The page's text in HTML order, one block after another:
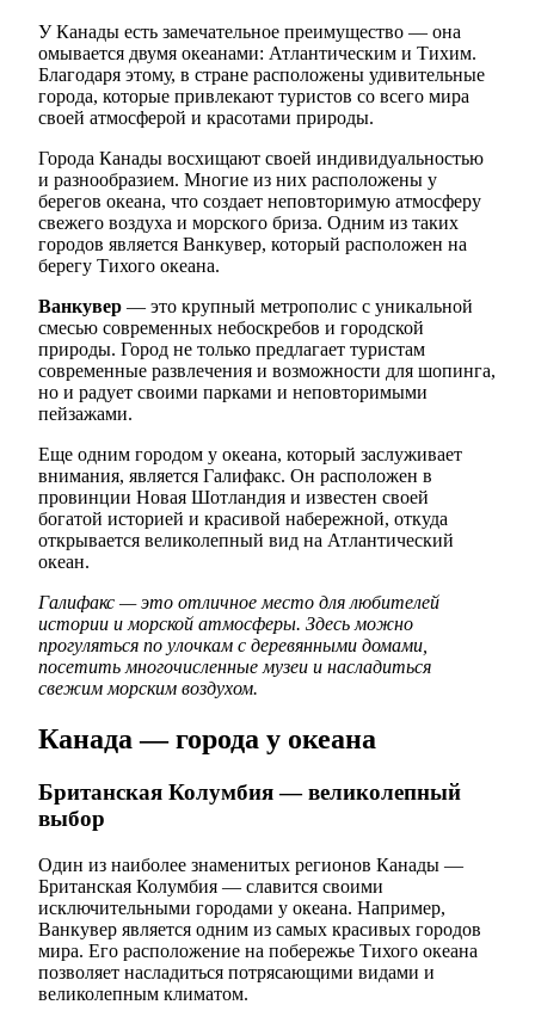
У Канады есть замечательное преимущество — она
омывается двумя океанами: Атлантическим и Тихим.
Благодаря этому, в стране расположены удивительные
города, которые привлекают туристов со всего мира
своей атмосферой и красотами природы.
Города Канады восхищают своей индивидуальностью
и разнообразием. Многие из них расположены у
берегов океана, что создает неповторимую атмосферу
свежего воздуха и морского бриза. Одним из таких
городов является Ванкувер, который расположен на
берегу Тихого океана.
Ванкувер — это крупный метрополис с уникальной
смесью современных небоскребов и городской
природы. Город не только предлагает туристам
современные развлечения и возможности для шопинга,
но и радует своими парками и неповторимыми
пейзажами.
Еще одним городом у океана, который заслуживает
внимания, является Галифакс. Он расположен в
провинции Новая Шотландия и известен своей
богатой историей и красивой набережной, откуда
открывается великолепный вид на Атлантический
океан.
Галифакс — это отличное место для любителей
истории и морской атмосферы. Здесь можно
прогуляться по улочкам с деревянными домами,
посетить многочисленные музеи и насладиться
свежим морским воздухом.
Канада — города у океана
Британская Колумбия — великолепный
выбор
Один из наиболее знаменитых регионов Канады —
Британская Колумбия — славится своими
исключительными городами у океана. Например,
Ванкувер является одним из самых красивых городов
мира. Его расположение на побережье Тихого океана
позволяет насладиться потрясающими видами и
великолепным климатом.